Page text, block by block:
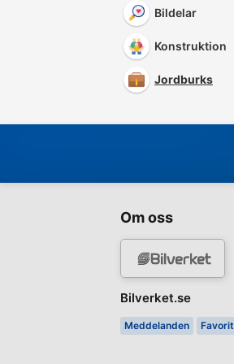
Bildelar
Konstruktion
Jordburks
Om oss
Bilverket.se
Meddelanden Favorit